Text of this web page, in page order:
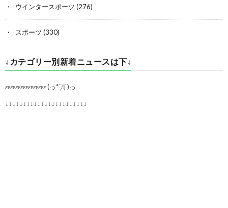
ウインタースポーツ (276)
スポーツ (330)
↓カテゴリー別新着ニュースは下↓
εεεεεεεεεεεεεεεε (っ*´Д`)っ
↓↓↓↓↓↓↓↓↓↓↓↓↓↓↓↓↓↓↓↓↓↓↓